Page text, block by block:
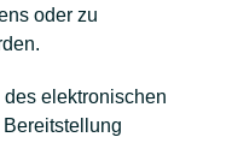
oder zu
elektronischen